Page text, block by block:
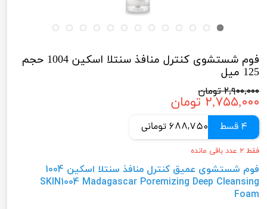
فوم شستشوی کنترل منافذ سنتلا اسکین 1004 حجم
125 میل
۲,۹۰۰,۰۰۰ تومان
۲,۷۵۵,۰۰۰ تومان
4 قسط 688,750 تومانی
فقط ۲ عدد باقی مانده
فوم شستشوی عمیق کنترل منافذ سنتلا اسکین 1004
SKIN1004 Madagascar Poremizing Deep Cleansing
Foam